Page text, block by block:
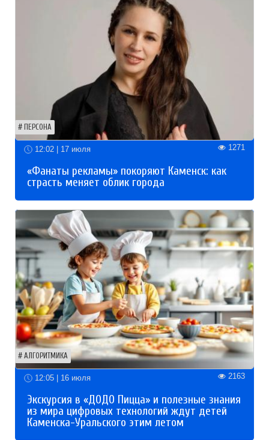
ПЕРСОНА
12:02 | 17 июля 1271
«Фанаты рекламы» покоряют Каменск: как
страсть меняет облик города
АЛГОРИТМИКА
12:05 | 16 июля 2163
Экскурсия в «ДОДО Пицца» и полезные знания
из мира цифровых технологий ждут детей
Каменска-Уральского этим летом